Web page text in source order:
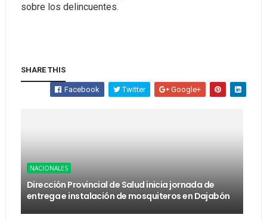
sobre los delincuentes.
SHARE THIS
Facebook Twitter Google+
NACIONALES
Dirección Provincial de Salud inicia jornada de
entrega e instalación de mosquiteros en Dajabón